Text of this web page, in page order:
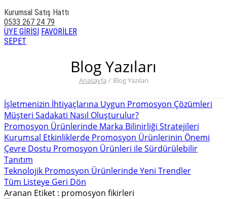
Kurumsal Satış Hattı
0533 267 24 79
ÜYE GİRİŞİ FAVORİLER
SEPET
Blog Yazıları
Anasayfa / Blog Yazıları
İşletmenizin İhtiyaçlarına Uygun Promosyon Çözümleri
Müşteri Sadakati Nasıl Oluşturulur?
Promosyon Ürünlerinde Marka Bilinirliği Stratejileri
Kurumsal Etkinliklerde Promosyon Ürünlerinin Önemi
Çevre Dostu Promosyon Ürünleri ile Sürdürülebilir
Tanıtım
Teknolojik Promosyon Ürünlerinde Yeni Trendler
Tüm Listeye Geri Dön
Aranan Etiket : promosyon fikirleri